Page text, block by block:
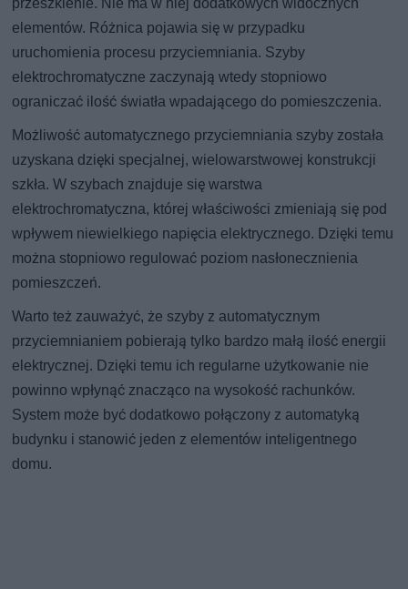
elementów. Różnica pojawia się w przypadku
uruchomienia procesu przyciemniania. Szyby
elektrochromatyczne zaczynają wtedy stopniowo
ograniczać ilość światła wpadającego do pomieszczenia.
Możliwość automatycznego przyciemniania szyby została
uzyskana dzięki specjalnej, wielowarstwowej konstrukcji
szkła. W szybach znajduje się warstwa
elektrochromatyczna, której właściwości zmieniają się pod
wpływem niewielkiego napięcia elektrycznego. Dzięki temu
można stopniowo regulować poziom nasłonecznienia
pomieszczeń.
Warto też zauważyć, że szyby z automatycznym
przyciemnianiem pobierają tylko bardzo małą ilość energii
elektrycznej. Dzięki temu ich regularne użytkowanie nie
powinno wpłynąć znacząco na wysokość rachunków.
System może być dodatkowo połączony z automatyką
budynku i stanowić jeden z elementów inteligentnego
domu.